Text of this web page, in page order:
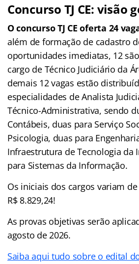
Concurso TJ CE: visão
O concurso TJ CE oferta 24
além de formação de cadastro
oportunidades imediatas, 12
cargo de Técnico Judiciário da
demais 12 vagas estão
especialidades de Analista
Técnico-Administrativa, sendo
Contábeis, duas para Serviço
Psicologia, duas para
Infraestrutura de Tecnologia da
para Sistemas da Informação.
Os iniciais dos cargos variam de
R$ 8.829,24!
As provas objetivas serão
agosto de 2026.
Saiba aqui tudo sobre o edital